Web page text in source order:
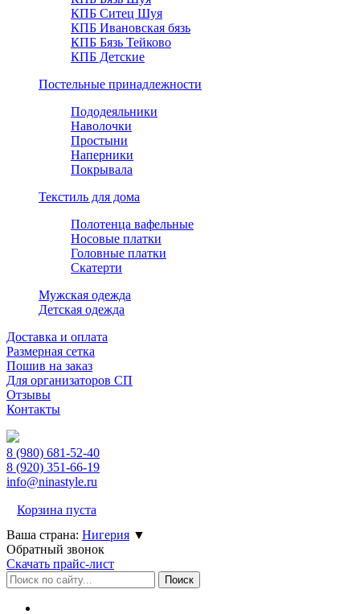
КПБ Ситец Шуя
КПБ Ивановская бязь
КПБ Бязь Тейково
КПБ Детские
Постельные принадлежности
Пододеяльники
Наволочки
Простыни
Наперники
Покрывала
Текстиль для дома
Полотенца вафельные
Носовые платки
Головные платки
Скатерти
Мужская одежда
Детская одежда
Доставка и оплата
Размерная сетка
Пошив на заказ
Для организаторов СП
Отзывы
Контакты
8 (980) 681-52-40
8 (920) 351-66-19
info@ninastyle.ru
Корзина пуста
Ваша страна: Нигерия ▼
Обратный звонок
Скачать прайс-лист